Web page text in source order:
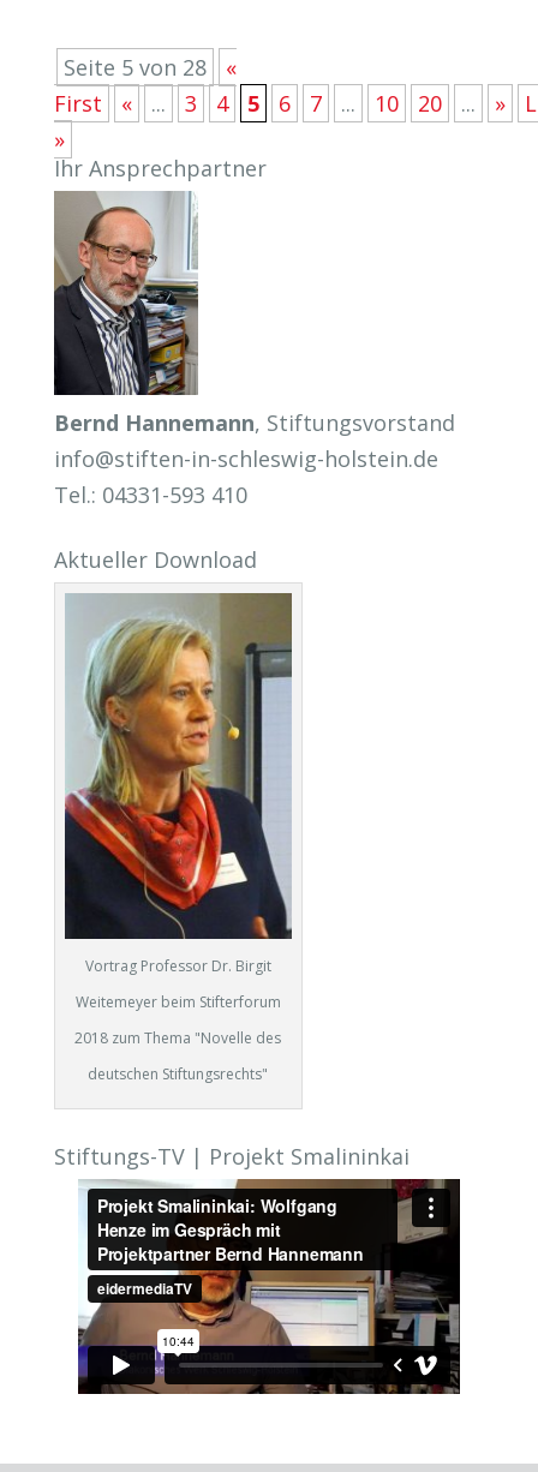
Seite 5 von 28
«
First
« ... 3 4 5 6 7 ... 10 20 ... »
»
Ihr Ansprechpartner
Bernd Hannemann, Stiftungsvorstand
info@stiften-in-schleswig-holstein.de
Tel.: 04331-593 410
Aktueller Download
Vortrag Professor Dr. Birgit
Weitemeyer beim Stifterforum
2018 zum Thema "Novelle des
deutschen Stiftungsrechts"
Stiftungs-TV | Projekt Smalininkai